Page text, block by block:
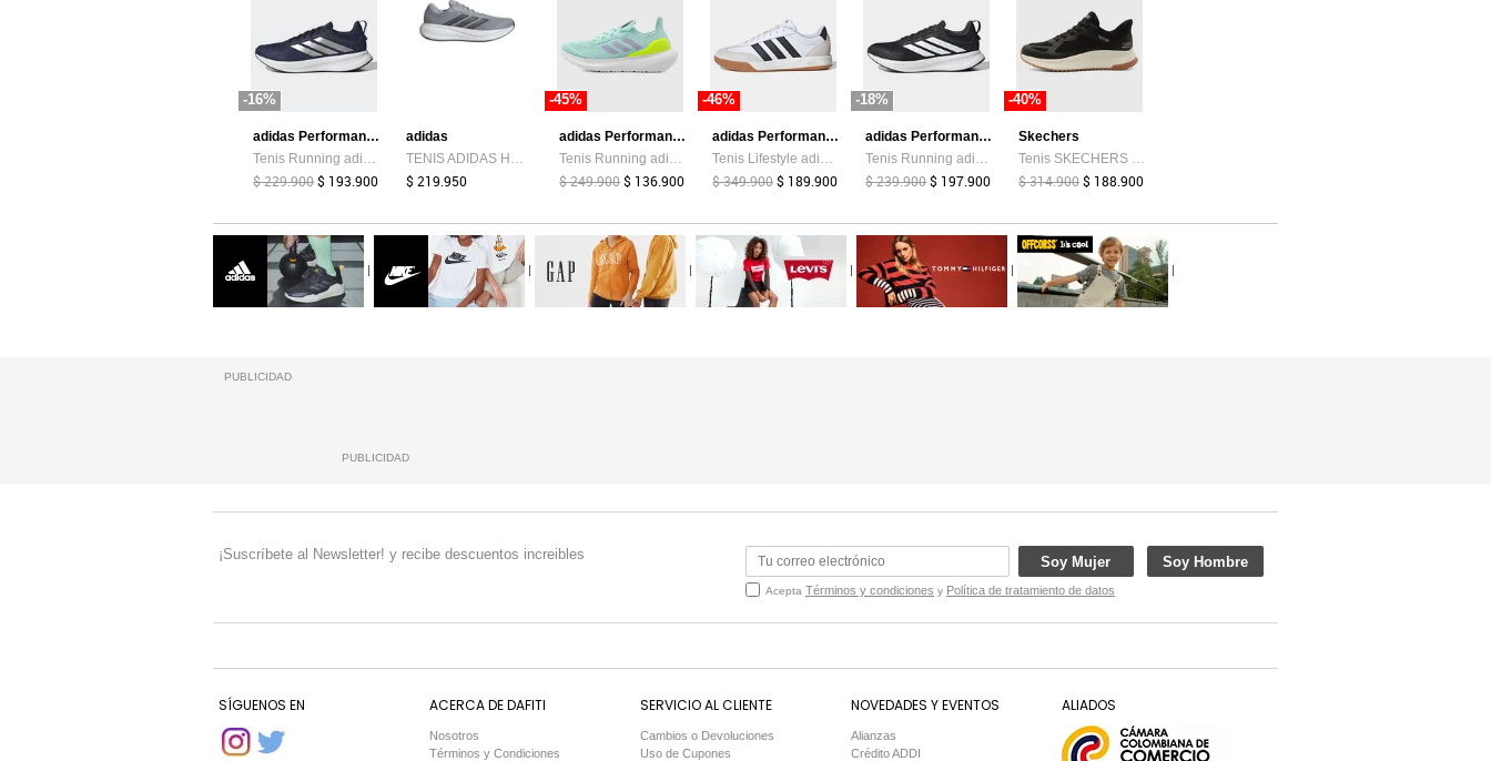
-16%
adidas Performance
$ 229.900$ 193.900
adidas
$ 219.950
-45%
adidas Performance
$ 249.900$ 136.900
-46%
adidas Performance
$ 349.900$ 189.900
-18%
adidas Performance
$ 239.900$ 197.900
-40%
Skechers
$ 314.900$ 188.900
PUBLICIDAD
PUBLICIDAD
¡Suscríbete al Newsletter! y recibe descuentos increibles Soy Mujer Soy Hombre
Acepta Términos y condiciones y Política de tratamiento de datos
SÍGUENOS EN ACERCA DE DAFITI
Nosotros
Términos y Condiciones
SERVICIO AL CLIENTE
Cambios o Devoluciones
Uso de Cupones
NOVEDADES Y EVENTOS
Alianzas
Crédito ADDI
ALIADOS